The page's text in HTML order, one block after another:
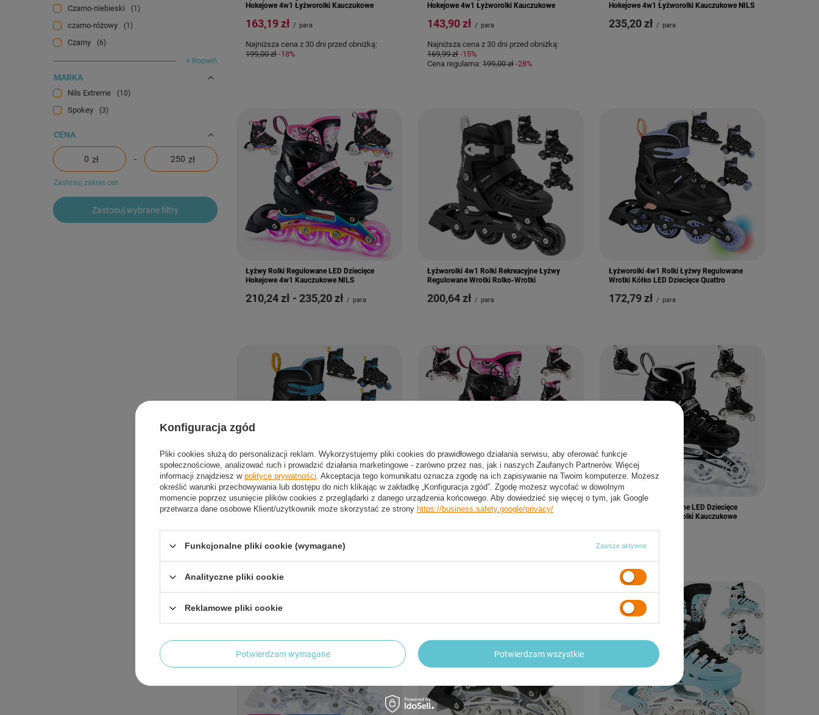
Czarno-niebieski 1
czarno-różowy 1
Czarny 6
+ Rozwiń
MARKA
Nils Extreme 10
Spokey 3
CENA
zł - zł
Zastosuj zakres cen
Zastosuj wybrane filtry
Hokejowe 4w1 Łyżworolki Kauczukowe
163,19 zł / para
Najniższa cena z 30 dni przed obniżką:
199,00 zł -18%
Hokejowe 4w1 Łyżworolki Kauczukowe
143,90 zł / para
Najniższa cena z 30 dni przed obniżką:
169,99 zł -15%
Cena regularna: 199,00 zł -28%
Hokejowe 4w1 Łyżworolki Kauczukowe NILS
235,20 zł / para
Łyżwy Rolki Regulowane LED Dziecięce
Hokejowe 4w1 Kauczukowe NILS
od
210,24 zł - do
235,20 zł / para
Łyżworolki 4w1 Rolki Rekreacyjne Łyżwy
Regulowane Wrotki Rolko-Wrotki
200,64 zł / para
Łyżworolki 4w1 Rolki Łyżwy Regulowane
Wrotki Kółko LED Dziecięce Quattro
172,79 zł / para
Łyżworolki 4w1 Rolki Łyżwy Regulowane
od
172,79 zł-do
182,39 zł
NASZ BESTSELLER
Rolki Łyżwy Regulowane LED Dziecięce
od
149,76 zł-do
200,64 zł
Łyżwy Rolki Regulowane LED Dziecięce
Hokejowe 4w1 Łyżworolki Kauczukowe
200,64 zł
Konfiguracja zgód
Pliki cookies służą do personalizacji reklam. Wykorzystujemy pliki cookies do prawidłowego działania serwisu, aby oferować funkcje
społecznościowe, analizować ruch i prowadzić działania marketingowe - zarówno przez nas, jak i naszych Zaufanych Partnerów. Więcej
informacji znajdziesz w polityce prywatności. Akceptacja tego komunikatu oznacza zgodę na ich zapisywanie na Twoim komputerze. Możesz
określić warunki przechowywania lub dostępu do nich klikając w zakładkę „Konfiguracja zgód”. Zgodę możesz wycofać w dowolnym
momencie poprzez usunięcie plików cookies z przeglądarki z danego urządzenia końcowego. Aby dowiedzieć się więcej o tym, jak Google
przetwarza dane osobowe Klient/użytkownik może skorzystać ze strony https://business.safety.google/privacy/
Funkcjonalne pliki cookie (wymagane) Zawsze aktywne
Analityczne pliki cookie
Reklamowe pliki cookie
Potwierdzam wymagane Potwierdzam wszystkie